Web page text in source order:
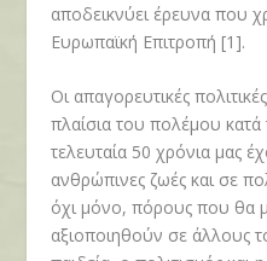
αποδεικνύει έρευνα που
Ευρωπαϊκή Επιτροπή [1].
Οι απαγορευτικές
πλαίσια του πολέμου
τελευταία 50 χρόνια μας
ανθρώπινες ζωές και σε
όχι μόνο, πόρους που θα
αξιοποιηθούν σε άλλους